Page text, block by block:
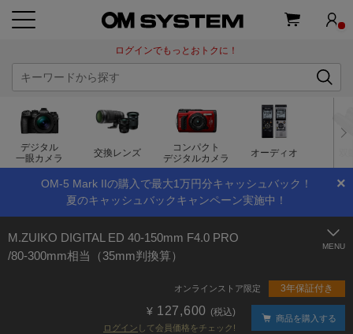
ログインでもっとおトクに！
デジタル
一眼カメラ
交換レンズ
コンパクト
デジタルカメラ
オーディオ
×
OM-5 Mark IIの購入で最大1万円分キャッシュバック！
夏のキャッシュバックキャンペーン実施中！
M.ZUIKO DIGITAL ED 40-150mm F4.0 PRO
/80-300mm相当（35mm判換算）
オンラインストア限定 3年保証付き
127,600 (税込)
ログイン して会員価格をチェック!
商品を購入する